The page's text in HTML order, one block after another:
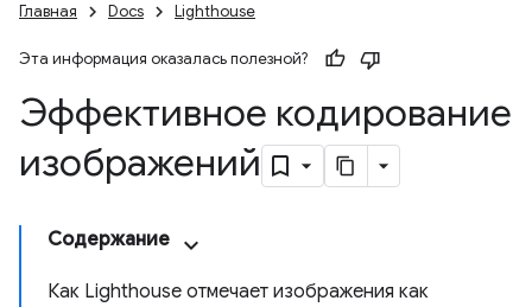
Главная Docs Lighthouse
Эта информация оказалась полезной?
Эффективное кодирование
изображений
Содержание
Как Lighthouse отмечает изображения как